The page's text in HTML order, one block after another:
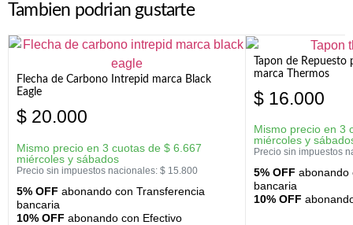
Tambien podrian gustarte
Flecha de Carbono Intrepid marca Black
Eagle
$ 20.000
Mismo precio en 3 cuotas de $ 6.667
miércoles y sábados
Precio sin impuestos nacionales: $ 15.800
5% OFF abonando con Transferencia
bancaria
10% OFF abonando con Efectivo
Tapon de Repuesto
marca Thermos
$ 16.000
Mismo precio en 3
miércoles y
Precio sin impuestos
5% OFF abonando
bancaria
10% OFF